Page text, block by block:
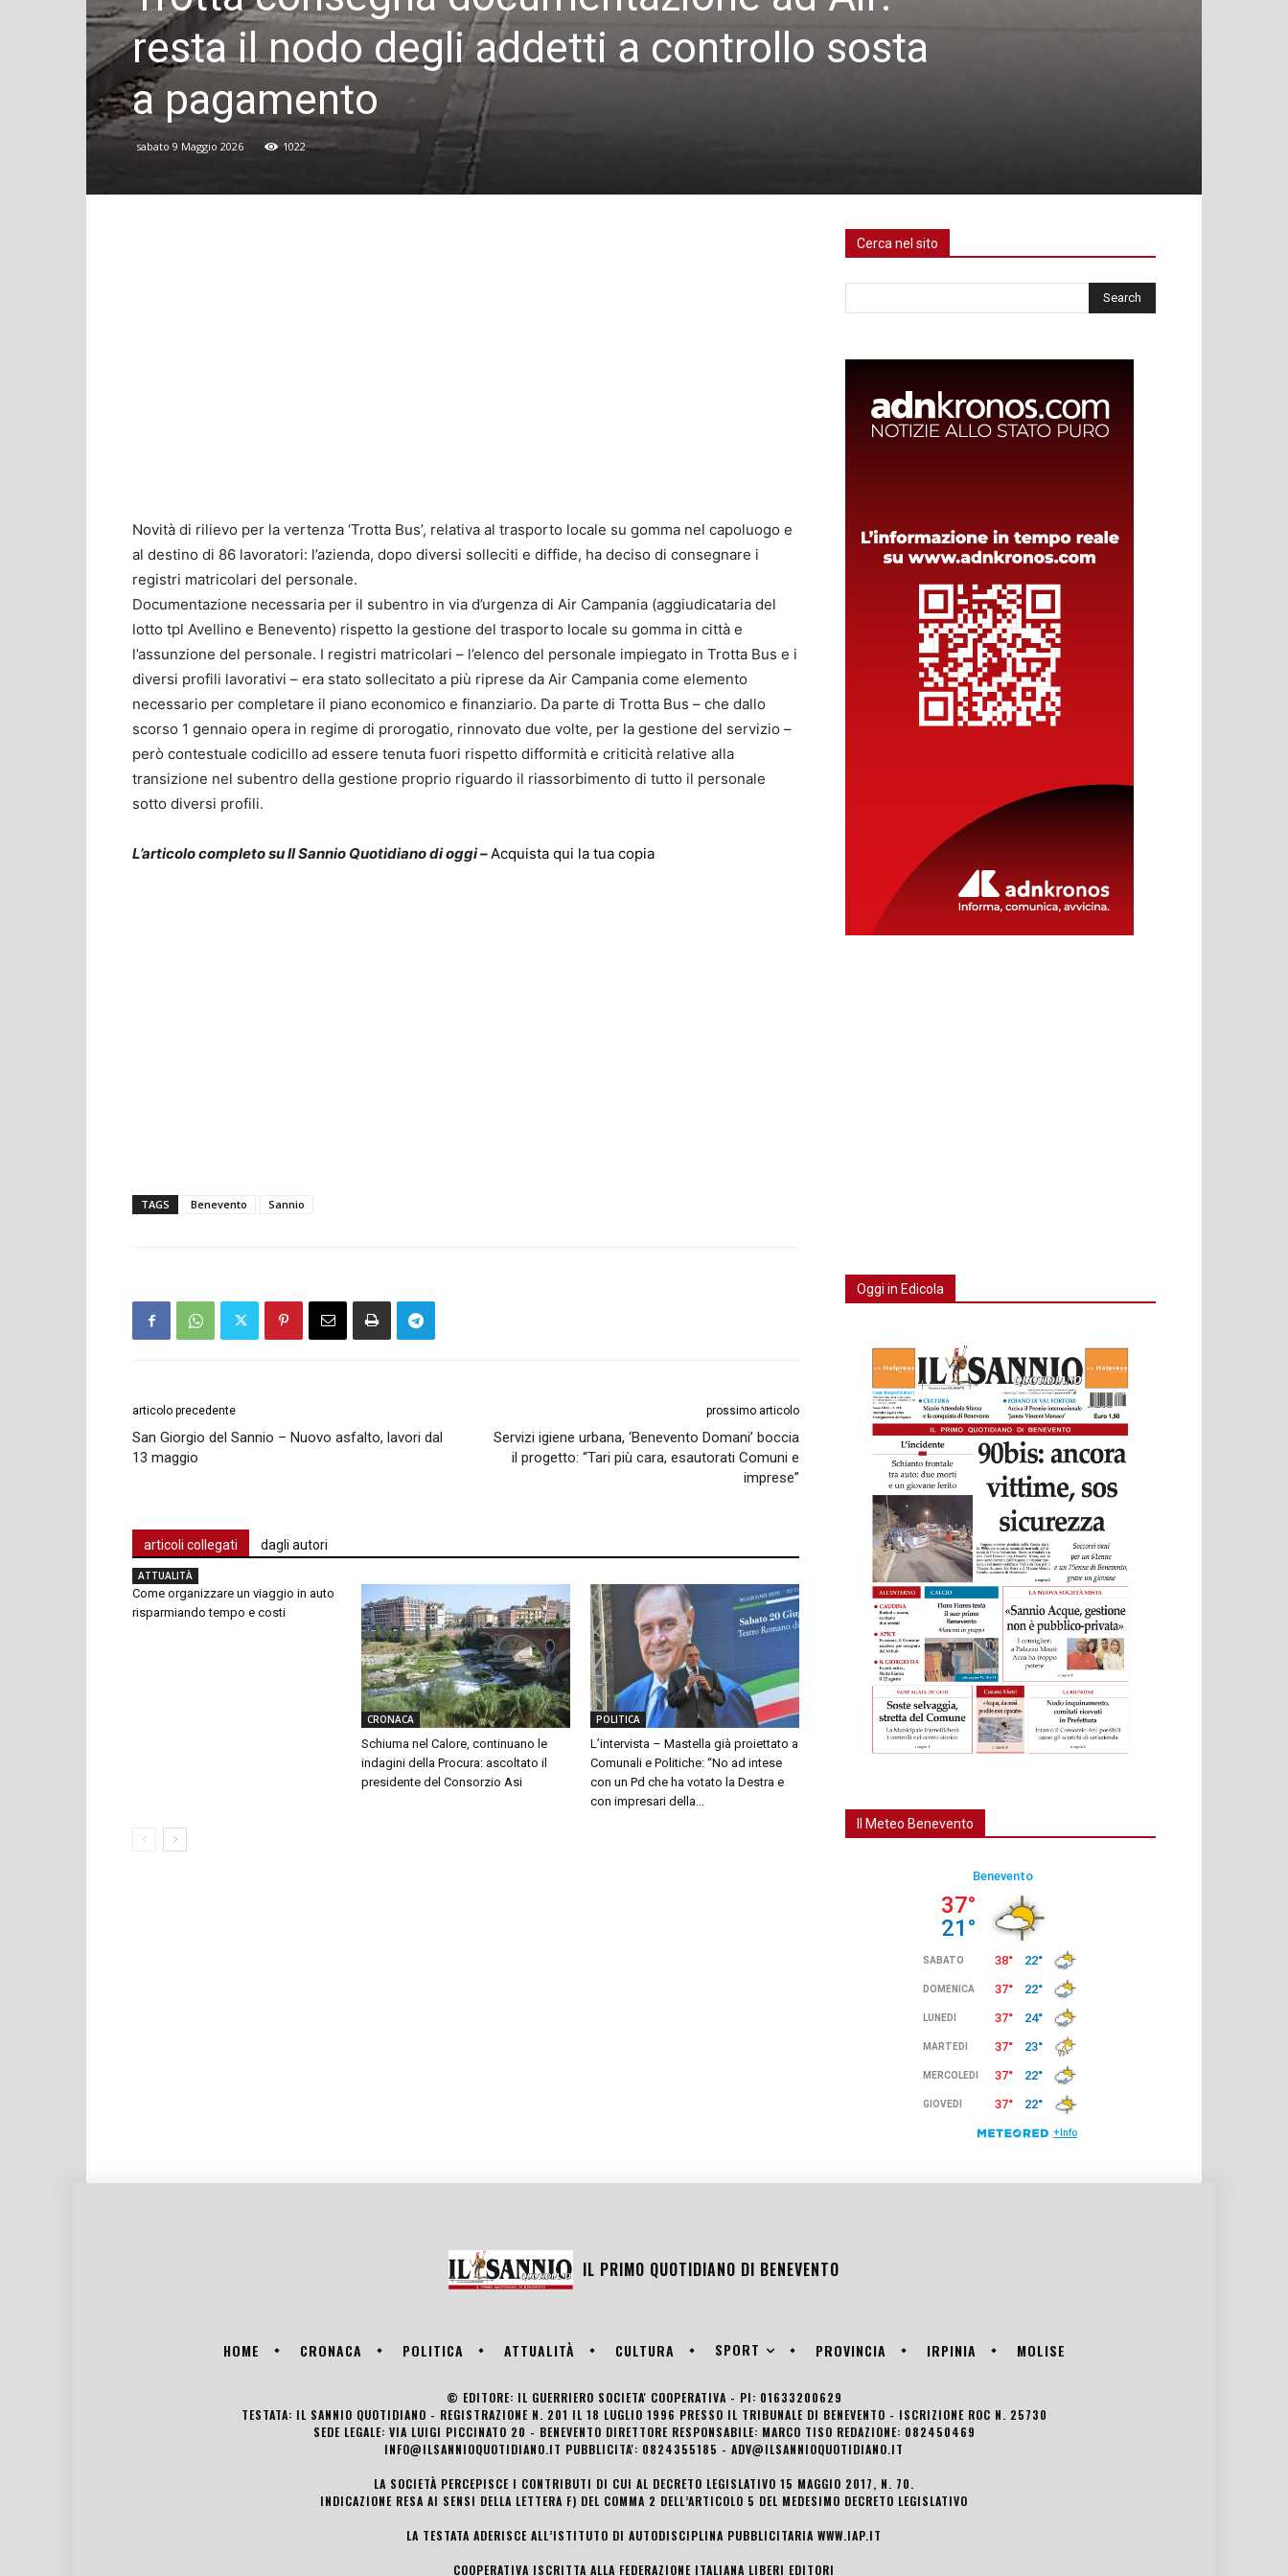
resta il nodo degli addetti a controllo sosta
a pagamento
sabato 9 Maggio 2026 1022
Novità di rilievo per la vertenza ‘Trotta Bus’, relativa al trasporto locale su gomma nel capoluogo e
al destino di 86 lavoratori: l’azienda, dopo diversi solleciti e diffide, ha deciso di consegnare i
registri matricolari del personale.
Documentazione necessaria per il subentro in via d’urgenza di Air Campania (aggiudicataria del
lotto tpl Avellino e Benevento) rispetto la gestione del trasporto locale su gomma in città e
l’assunzione del personale. I registri matricolari – l’elenco del personale impiegato in Trotta Bus e i
diversi profili lavorativi – era stato sollecitato a più riprese da Air Campania come elemento
necessario per completare il piano economico e finanziario. Da parte di Trotta Bus – che dallo
scorso 1 gennaio opera in regime di prorogatio, rinnovato due volte, per la gestione del servizio –
però contestuale codicillo ad essere tenuta fuori rispetto difformità e criticità relative alla
transizione nel subentro della gestione proprio riguardo il riassorbimento di tutto il personale
sotto diversi profili.
L’articolo completo su Il Sannio Quotidiano di oggi –Acquista qui la tua copia
TAGS Benevento Sannio
articolo precedente
San Giorgio del Sannio – Nuovo asfalto, lavori dal
13 maggio
prossimo articolo
Servizi igiene urbana, ‘Benevento Domani’ boccia
il progetto: “Tari più cara, esautorati Comuni e
imprese”
articoli collegati dagli autori
ATTUALITÀ
Come organizzare un viaggio in auto
risparmiando tempo e costi
CRONACA
Schiuma nel Calore, continuano le
indagini della Procura: ascoltato il
presidente del Consorzio Asi
POLITICA
L’intervista – Mastella già proiettato a
Comunali e Politiche: “No ad intese
con un Pd che ha votato la Destra e
con impresari della...
Cerca nel sito
Oggi in Edicola
Il Meteo Benevento
IL PRIMO QUOTIDIANO DI BENEVENTO
HOME CRONACA POLITICA ATTUALITÀ CULTURA SPORT PROVINCIA IRPINIA MOLISE
© EDITORE: IL GUERRIERO SOCIETA' COOPERATIVA - PI: 01633200629
TESTATA: IL SANNIO QUOTIDIANO - REGISTRAZIONE N. 201 IL 18 LUGLIO 1996 PRESSO IL TRIBUNALE DI BENEVENTO - ISCRIZIONE ROC N. 25730
SEDE LEGALE: VIA LUIGI PICCINATO 20 - BENEVENTO DIRETTORE RESPONSABILE: MARCO TISO REDAZIONE: 082450469
INFO@ILSANNIOQUOTIDIANO.IT PUBBLICITA': 0824355185 - ADV@ILSANNIOQUOTIDIANO.IT
LA SOCIETÀ PERCEPISCE I CONTRIBUTI DI CUI AL DECRETO LEGISLATIVO 15 MAGGIO 2017, N. 70.
INDICAZIONE RESA AI SENSI DELLA LETTERA F) DEL COMMA 2 DELL’ARTICOLO 5 DEL MEDESIMO DECRETO LEGISLATIVO
LA TESTATA ADERISCE ALL’ISTITUTO DI AUTODISCIPLINA PUBBLICITARIA WWW.IAP.IT
COOPERATIVA ISCRITTA ALLA FEDERAZIONE ITALIANA LIBERI EDITORI